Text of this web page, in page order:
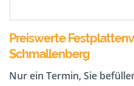
Preiswerte
Schmallenberg
Nur ein Termin, Sie